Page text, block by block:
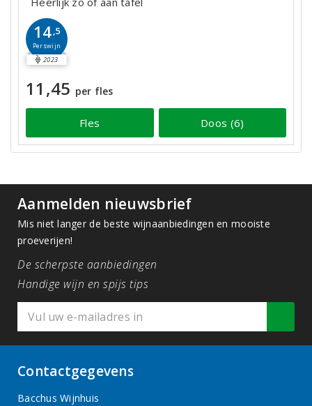
14,5
Perswijn
2023
11,45 per fles
Fles Doos (6)
Aanmelden nieuwsbrief
Mis niet langer de beste wijnaanbiedingen en mooiste
proeverijen!
De scherpste aanbiedingen
Handige wijn en spijs tips
Contactgegevens
Bacchus Wijnhuis